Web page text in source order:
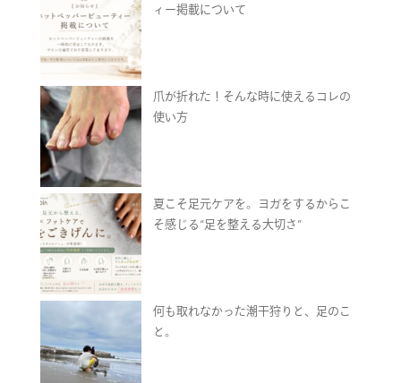
ィー掲載について
爪が折れた！そんな時に使えるコレの
使い方
夏こそ足元ケアを。ヨガをするからこ
そ感じる“足を整える大切さ”
何も取れなかった潮干狩りと、足のこ
と。